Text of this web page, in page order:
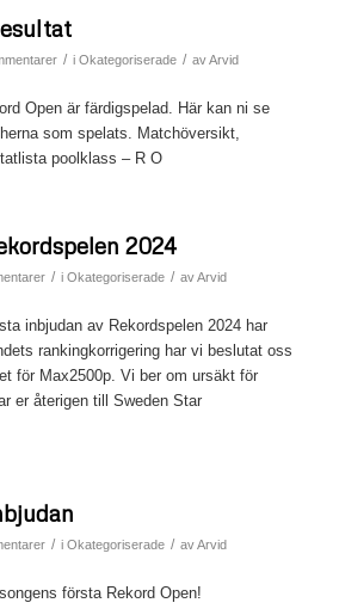
/ i Okategoriserade / avArvid
Open är färdigspelad. Här kan ni se
som spelats. Matchöversikt,
poolklass – R O
2024
/ i Okategoriserade / avArvid
inbjudan av Rekordspelen 2024 har
rankingkorrigering har vi beslutat oss
för Max2500p. Vi ber om ursäkt för
er återigen till Sweden Star
/ i Okategoriserade / avArvid
första Rekord Open!